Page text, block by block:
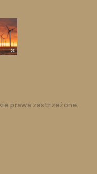
prawa zastrzeżone.